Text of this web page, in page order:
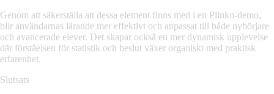
Genom att säkerställa att dessa element finns med i en Plinko-demo,
blir användarnas lärande mer effektivt och anpassat till både nybörjare
och avancerade elever. Det skapar också en mer dynamisk upplevelse
där förståelsen för statistik och beslut växer organiskt med praktisk
erfarenhet.
Slutsats